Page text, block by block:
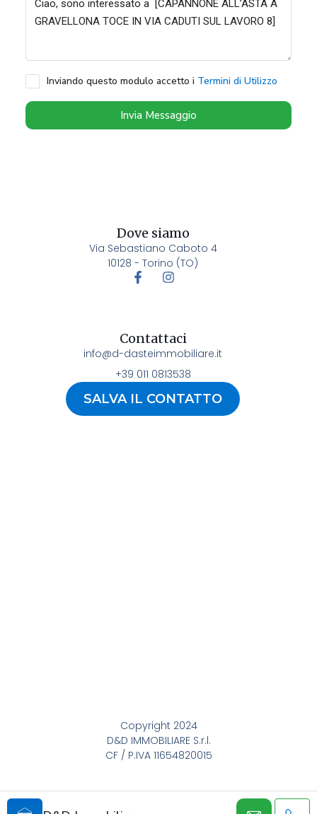
Inviando questo modulo accetto i Termini di Utilizzo
Invia Messaggio
Copyright 2024
D&D IMMOBILIARE S.r.l.
CF / P.IVA 11654820015
Dove siamo
Via Sebastiano Caboto 4
10128 - Torino (TO)
Contattaci
info@d-dasteimmobiliare.it
+39 011 0813538
SALVA IL CONTATTO